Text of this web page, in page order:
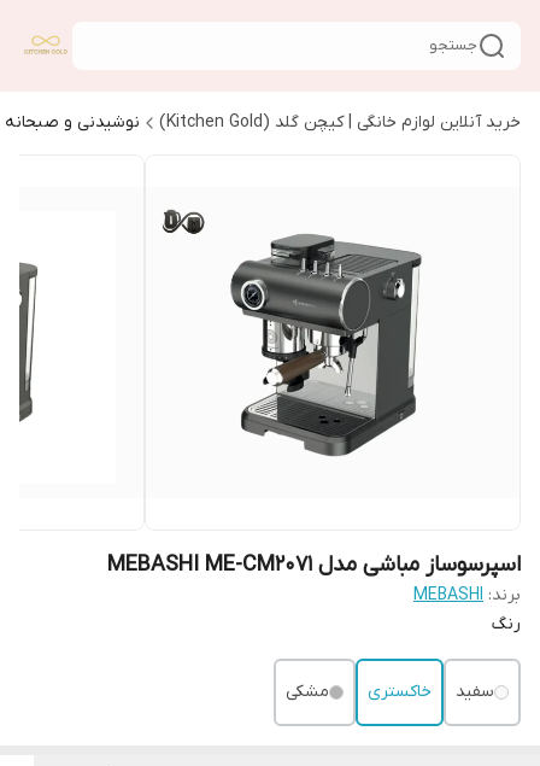
جستجو
خرید آنلاین لوازم خانگی | کیچن گلد (Kitchen Gold) نوشیدنی و صبحانه
اسپرسوساز مباشی مدل MEBASHI ME-CM2071
برند: MEBASHI
رنگ
سفید خاکستری مشکی